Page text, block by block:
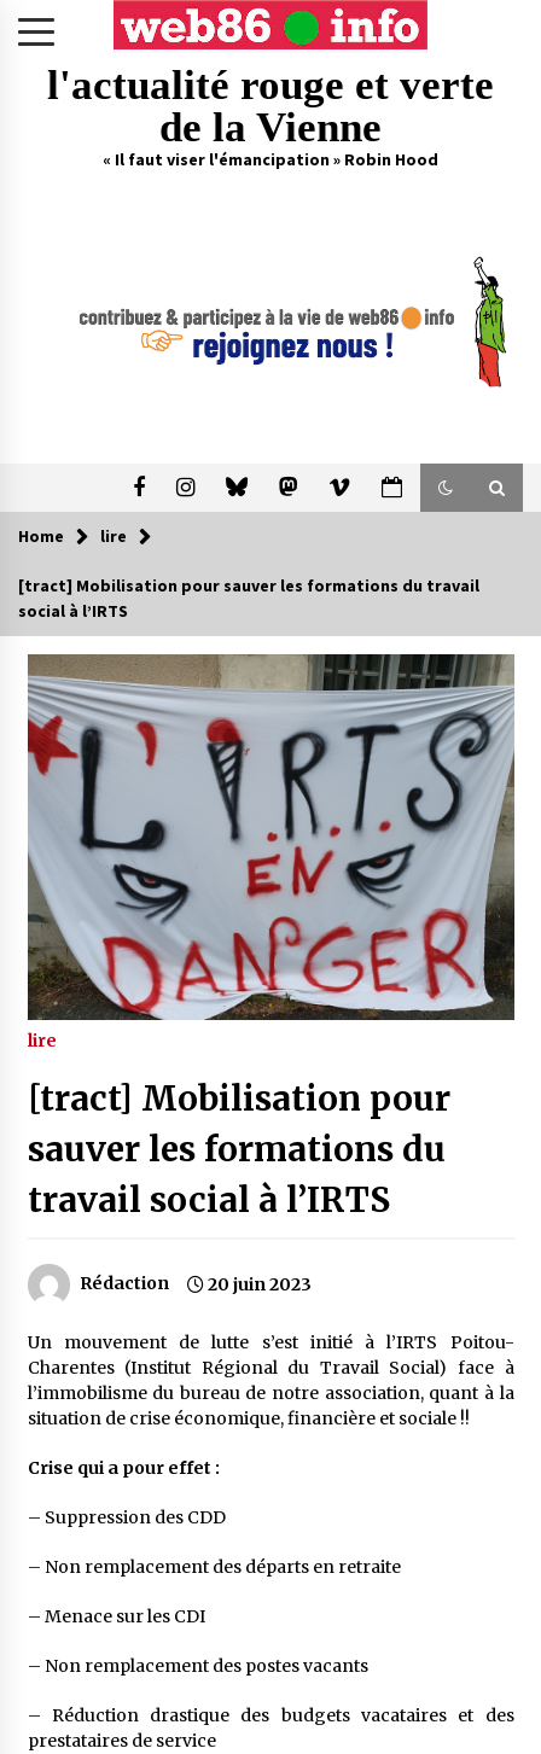
l'actualité rouge et verte
de la Vienne
« Il faut viser l'émancipation » Robin Hood
Home lire
[tract] Mobilisation pour sauver les formations du travail
social à l’IRTS
lire
[tract] Mobilisation pour
sauver les formations du
travail social à l’IRTS
Rédaction 20 juin 2023
Un mouvement de lutte s’est initié à l’IRTS Poitou-
Charentes (Institut Régional du Travail Social) face à
l’immobilisme du bureau de notre association, quant à la
situation de crise économique, financière et sociale !!
Crise qui a pour effet :
– Suppression des CDD
– Non remplacement des départs en retraite
– Menace sur les CDI
– Non remplacement des postes vacants
– Réduction drastique des budgets vacataires et des
prestataires de service